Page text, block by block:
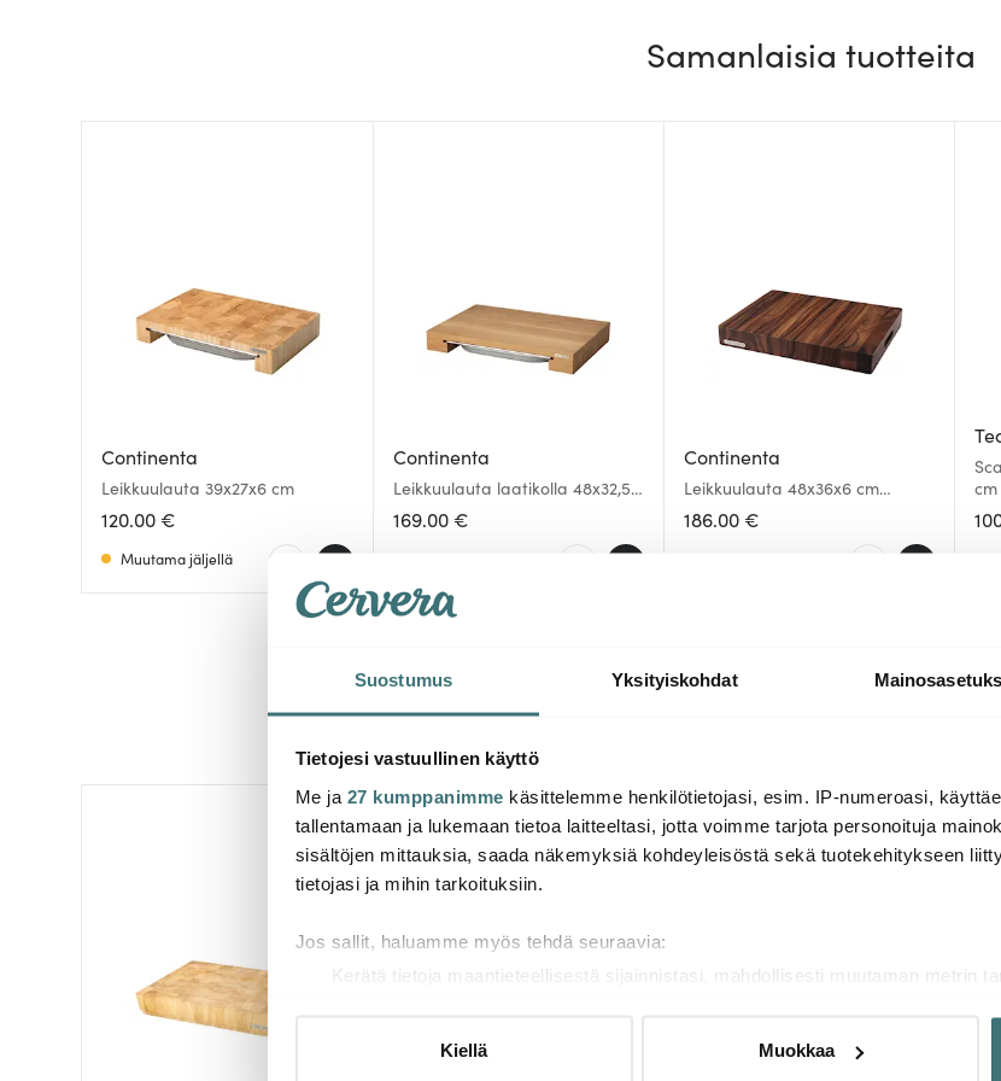
Suostumus Yksityiskohdat
Tietojesi vastuullinen käyttö
Me ja 27 kumppanimme käsittelemme henkilötietojasi, esim. IP-numeroasi,
tallentamaan ja lukemaan tietoa laitteeltasi, jotta voimme tarjota personoituja
sisältöjen mittauksia, saada näkemyksiä kohdeyleisöstä sekä tuotekehitykseen
tietojasi ja mihin tarkoituksiin.
Jos sallit, haluamme myös tehdä seuraavia:
Kerätä tietoja maantieteellisestä sijainnistasi, mahdollisesti muutaman metrin
Kiellä Muokkaa
Samanlaisia tuotteita
Continenta
Leikkuulauta 39x27x6 cm
120.00 €
Muutama jäljellä
Continenta
Leikkuulauta laatikolla 48x32,5
cm Tammi
169.00 €
Continenta
Leikkuulauta 48x36x6 cm
Akaasia
186.00 €